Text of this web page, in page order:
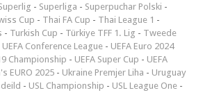
- Superliga - Superpuchar Polski -
Cup - Thai FA Cup - Thai League 1 -
- Turkish Cup - Türkiye TFF 1. Lig - Tweede
UEFA Conference League - UEFA Euro 2024
Championship - UEFA Super Cup - UEFA
EURO 2025 - Ukraine Premjer Liha - Uruguay
- USL Championship - USL League One -